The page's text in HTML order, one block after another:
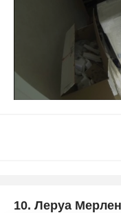
10. Леруа Мерлен